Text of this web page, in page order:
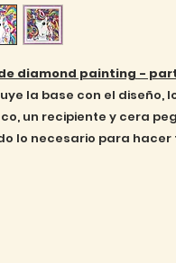
diamond painting -
la base con el diseño,
un recipiente y cera
lo necesario para